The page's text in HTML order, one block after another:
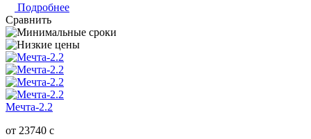
Подробнее
Сравнить
Мечта-2.2
от 23740 c